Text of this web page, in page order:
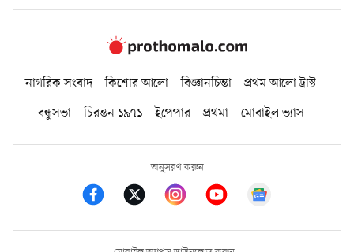
নাগরিক সংবাদ কিশোর আলো বিজ্ঞানচিন্তা
প্রথম আলো ট্রাস্ট
বন্ধুসভা
চিরন্তন ১৯৭১ ইপেপার প্রথমা মোবাইল ভ্যাস
অনুসরণ করুন